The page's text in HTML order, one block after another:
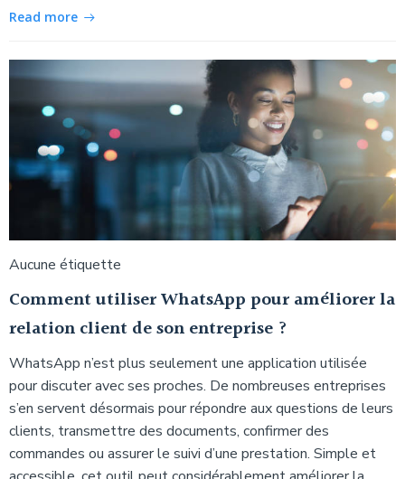
Read more
Aucune étiquette
Comment utiliser WhatsApp pour améliorer la
relation client de son entreprise ?
WhatsApp n’est plus seulement une application utilisée
pour discuter avec ses proches. De nombreuses entreprises
s’en servent désormais pour répondre aux questions de leurs
clients, transmettre des documents, confirmer des
commandes ou assurer le suivi d’une prestation. Simple et